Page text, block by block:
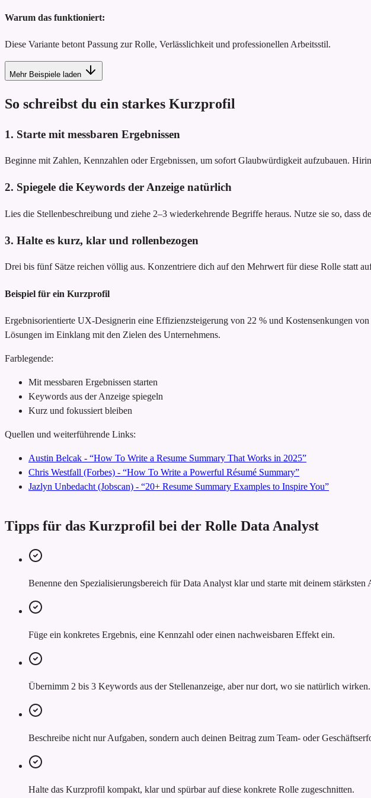
Warum das funktioniert:
Diese Variante betont Passung zur Rolle, Verlässlichkeit und professionellen Arbeitsstil.
Mehr Beispiele laden
So schreibst du ein starkes Kurzprofil
1. Starte mit messbaren Ergebnissen
Beginne mit Zahlen, Kennzahlen oder Ergebnissen, um sofort Glaubwürdigkeit aufzubauen.
2. Spiegele die Keywords der Anzeige natürlich
Lies die Stellenbeschreibung und ziehe 2–3 wiederkehrende Begriffe heraus. Nutze sie so,
3. Halte es kurz, klar und rollenbezogen
Drei bis fünf Sätze reichen völlig aus. Konzentriere dich auf den Mehrwert für diese Rolle statt
Beispiel für ein Kurzprofil
Ergebnisorientierte UX-Designerin eine Effizienzsteigerung von 22 % und Kostensenkungen
Lösungen im Einklang mit den Zielen des Unternehmens.
Farblegende:
Mit messbaren Ergebnissen starten
Keywords aus der Anzeige spiegeln
Kurz und fokussiert bleiben
Quellen und weiterführende Links:
Austin Belcak - “How To Write a Resume Summary That Works in 2025”
Chris Westfall (Forbes) - “How To Write a Powerful Résumé Summary”
Jazlyn Unbedacht (Jobscan) - “20+ Resume Summary Examples to Inspire You”
Tipps für das Kurzprofil bei der Rolle Data Analyst
Benenne den Spezialisierungsbereich für Data Analyst klar und starte mit deinem stärksten
Füge ein konkretes Ergebnis, eine Kennzahl oder einen nachweisbaren Effekt ein.
Übernimm 2 bis 3 Keywords aus der Stellenanzeige, aber nur dort, wo sie natürlich wirken.
Beschreibe nicht nur Aufgaben, sondern auch deinen Beitrag zum Team- oder
Halte das Kurzprofil kompakt, klar und spürbar auf diese konkrete Rolle zugeschnitten.